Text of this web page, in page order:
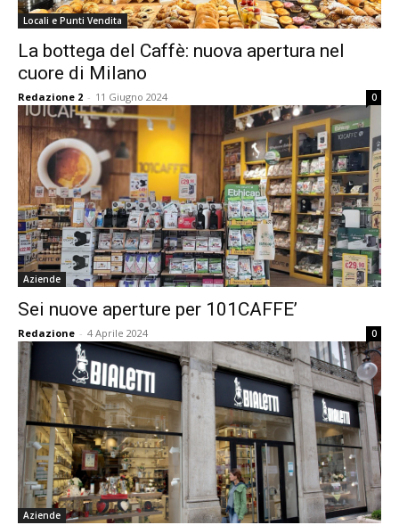
Locali e Punti Vendita
La bottega del Caffè: nuova apertura nel
cuore di Milano
Redazione 2 - 11 Giugno 2024 0
Aziende
Sei nuove aperture per 101CAFFE’
Redazione - 4 Aprile 2024 0
Aziende